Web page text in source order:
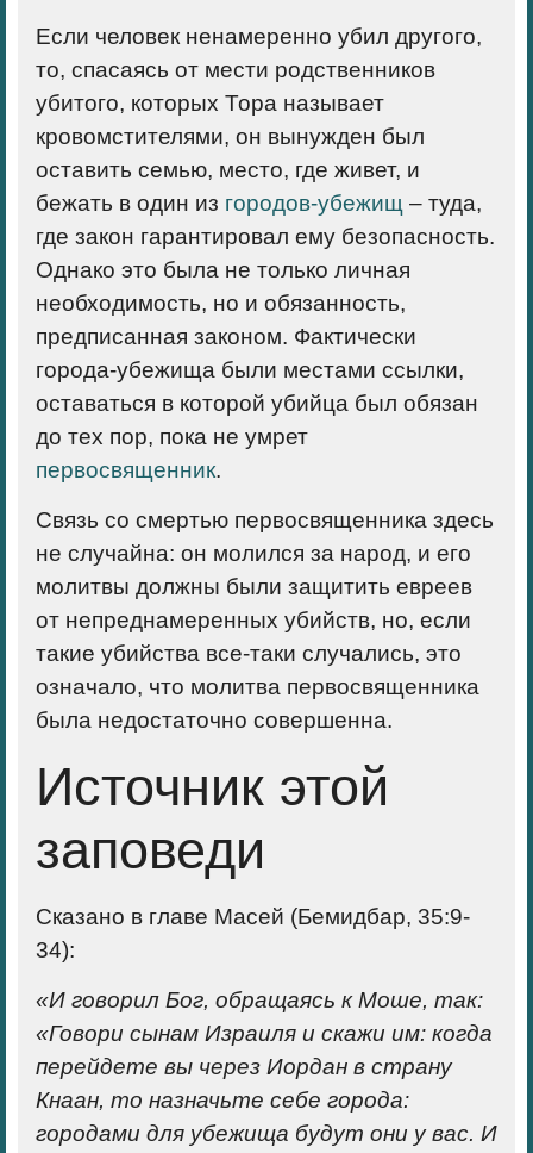
Если человек ненамеренно убил другого,
то, спасаясь от мести родственников
убитого, которых Тора называет
кровомстителями, он вынужден был
оставить семью, место, где живет, и
бежать в один из городов-убежищ – туда,
где закон гарантировал ему безопасность.
Однако это была не только личная
необходимость, но и обязанность,
предписанная законом. Фактически
города-убежища были местами ссылки,
оставаться в которой убийца был обязан
до тех пор, пока не умрет
первосвященник.
Связь со смертью первосвященника здесь
не случайна: он молился за народ, и его
молитвы должны были защитить евреев
от непреднамеренных убийств, но, если
такие убийства все-таки случались, это
означало, что молитва первосвященника
была недостаточно совершенна.
Источник этой
заповеди
Сказано в главе Масей (Бемидбар, 35:9-
34):
«И говорил Бог, обращаясь к Моше, так:
«Говори сынам Израиля и скажи им: когда
перейдете вы через Иордан в страну
Кнаан, то назначьте себе города:
городами для убежища будут они у вас. И